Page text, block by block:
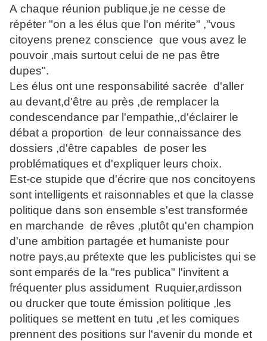
A chaque réunion publique,je ne cesse de
répéter "on a les élus que l'on mérite" ,"vous
citoyens prenez conscience que vous avez le
pouvoir ,mais surtout celui de ne pas être
dupes".
Les élus ont une responsabilité sacrée d'aller
au devant,d'être au près ,de remplacer la
condescendance par l'empathie,,d'éclairer le
débat a proportion de leur connaissance des
dossiers ,d'être capables de poser les
problématiques et d'expliquer leurs choix.
Est-ce stupide que d'écrire que nos concitoyens
sont intelligents et raisonnables et que la classe
politique dans son ensemble s'est transformée
en marchande de rêves ,plutôt qu'en champion
d'une ambition partagée et humaniste pour
notre pays,au prétexte que les publicistes qui se
sont emparés de la "res publica" l'invitent a
fréquenter plus assidument Ruquier,ardisson
ou drucker que toute émission politique ,les
politiques se mettent en tutu ,et les comiques
prennent des positions sur l'avenir du monde et